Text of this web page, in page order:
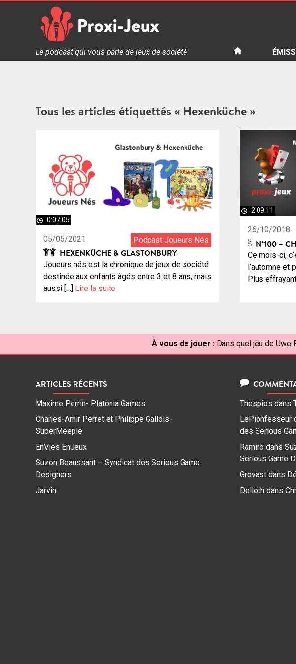
Proxi Jeux - Le podcast qui vous parle de jeux de société
Le podcast qui vous parle de jeux de société
Tous les articles étiquettés « Hexenküche »
0:07:05
05/05/2021 Podcast Joueurs Nés
HEXENKÜCHE & GLASTONBURY
Joueurs nés est la chronique de jeux de société
destinée aux enfants âgés entre 3 et 8 ans, mais
aussi […]
Lire la suite
2:09:11
26/10/2018
N°100 –
Ce mois-ci,
l’automne et
Plus
À vous de jouer : Dans quel jeu de
ARTICLES RÉCENTS
Maxime Perrin- Platonia Games
Charles-Amir Perret et Philippe Gallois-
SuperMeeple
EnVies EnJeux
Suzon Beaussant – Syndicat des Serious Game
Designers
Jarvin
Thespios dans
LePionfesseur
des Serious
Ramiro dans
Serious Game
Grovast dans
Delloth dans